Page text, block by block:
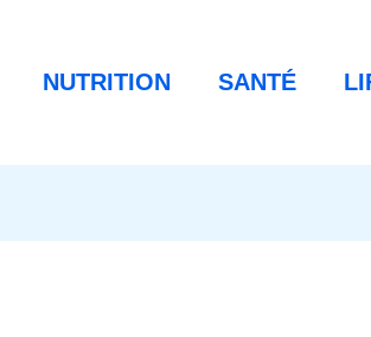
NUTRITION SANTÉ